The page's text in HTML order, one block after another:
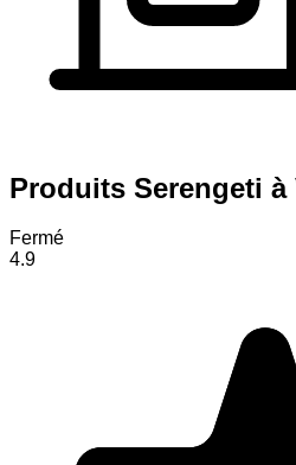
Produits Serengeti à
Fermé
4.9